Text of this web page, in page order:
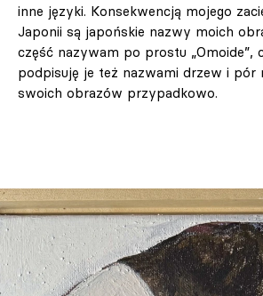
inne języki. Konsekwencją mojego
Japonii są japońskie nazwy moich
część nazywam po prostu „Omoide”,
podpisuję je też nazwami drzew i pór
swoich obrazów przypadkowo.